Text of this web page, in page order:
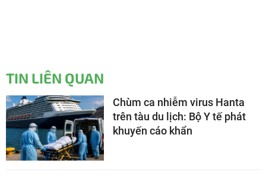
TIN LIÊN QUAN
Chùm ca nhiễm virus Hanta
trên tàu du lịch: Bộ Y tế phát
khuyến cáo khẩn